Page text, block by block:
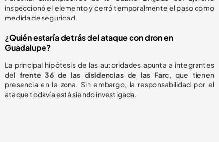
inspeccionó el elemento y cerró temporalmente el paso como
medida de seguridad.
¿Quién estaría detrás del ataque con dron en
Guadalupe?
La principal hipótesis de las autoridades apunta a integrantes
del frente 36 de las disidencias de las Farc, que tienen
presencia en la zona. Sin embargo, la responsabilidad por el
ataque todavía está siendo investigada.